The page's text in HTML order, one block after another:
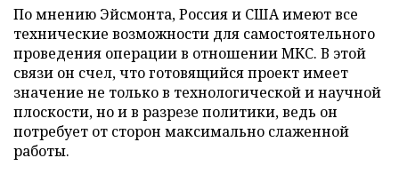
По мнению Эйсмонта, Россия и США имеют все
технические возможности для самостоятельного
проведения операции в отношении МКС. В этой
связи он счел, что готовящийся проект имеет
значение не только в технологической и научной
плоскости, но и в разрезе политики, ведь он
потребует от сторон максимально слаженной
работы.